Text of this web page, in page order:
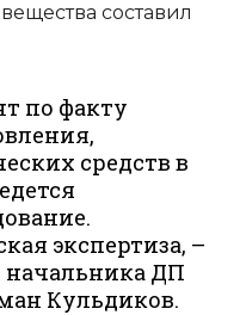
составил
по факту
средств в
экспертиза, –
начальника ДП
Кульдиков.